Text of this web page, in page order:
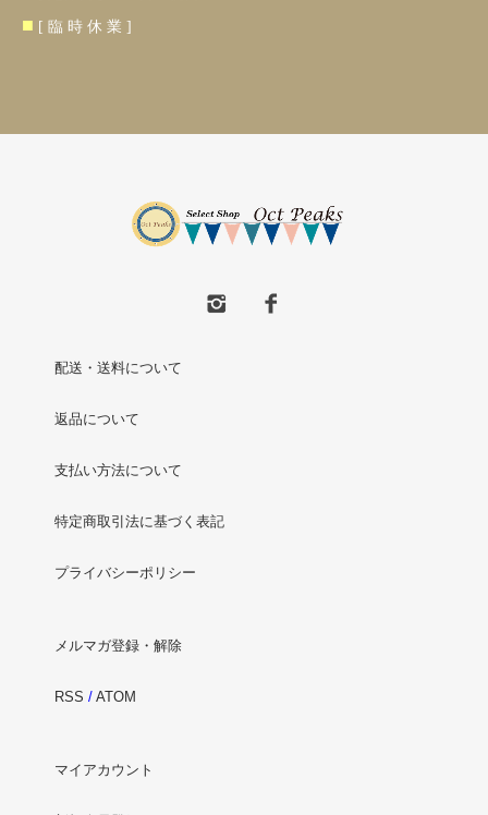
■ [ 臨 時 休 業 ]
配送・送料について
返品について
支払い方法について
特定商取引法に基づく表記
プライバシーポリシー
メルマガ登録・解除
RSS / ATOM
マイアカウント